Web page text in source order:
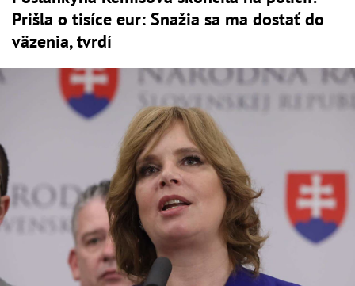
Prišla o tisíce eur: Snažia sa ma dostať do
väzenia, tvrdí